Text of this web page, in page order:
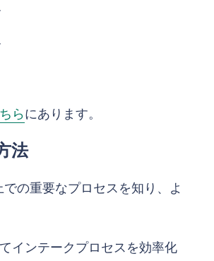
らにあります。
法
の重要なプロセスを知り、よ
インテークプロセスを効率化